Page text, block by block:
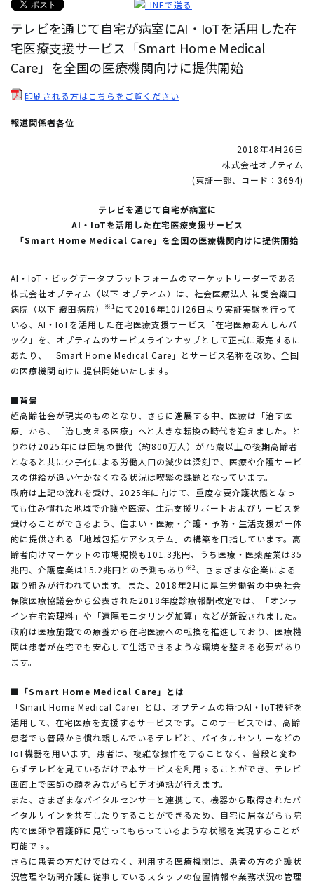
テレビを通じて自宅が病室にAI・IoTを活用した在
宅医療支援サービス「Smart Home Medical
Care」を全国の医療機関向けに提供開始
印刷される方はこちらをご覧ください
報道関係者各位
2018年4月26日
株式会社オプティム
(東証一部、コード：3694)
テレビを通じて自宅が病室に
AI・IoTを活用した在宅医療支援サービス
「Smart Home Medical Care」を全国の医療機関向けに提供開始
AI・IoT・ビッグデータプラットフォームのマーケットリーダーである
株式会社オプティム（以下 オプティム）は、社会医療法人 祐愛会織田
病院（以下 織田病院）
※1にて2016年10月26日より実証実験を行って
いる、AI・IoTを活用した在宅医療支援サービス「在宅医療あんしんパ
ック」を、オプティムのサービスラインナップとして正式に販売するに
あたり、「Smart Home Medical Care」とサービス名称を改め、全国
の医療機関向けに提供開始いたします。
■背景
超高齢社会が現実のものとなり、さらに進展する中、医療は「治す医
療」から、「治し支える医療」へと大きな転換の時代を迎えました。と
りわけ2025年には団塊の世代（約800万人）が75歳以上の後期高齢者
となると共に少子化による労働人口の減少は深刻で、医療や介護サービ
スの供給が追い付かなくなる状況は喫緊の課題となっています。
政府は上記の流れを受け、2025年に向けて、重度な要介護状態となっ
ても住み慣れた地域で介護や医療、生活支援サポートおよびサービスを
受けることができるよう、住まい・医療・介護・予防・生活支援が一体
的に提供される「地域包括ケアシステム」の構築を目指しています。高
齢者向けマーケットの市場規模も101.3兆円、うち医療・医薬産業は35
兆円、介護産業は15.2兆円との予測もあり ※2、さまざまな企業による
取り組みが行われています。また、2018年2月に厚生労働省の中央社会
保険医療協議会から公表された2018年度診療報酬改定では、「オンラ
イン在宅管理料」や「遠隔モニタリング加算」などが新設されました。
政府は医療施設での療養から在宅医療への転換を推進しており、医療機
関は患者が在宅でも安心して生活できるような環境を整える必要があり
ます。
■「Smart Home Medical Care」とは
「Smart Home Medical Care」とは、オプティムの持つAI・IoT技術を
活用して、在宅医療を支援するサービスです。このサービスでは、高齢
患者でも普段から慣れ親しんでいるテレビと、バイタルセンサーなどの
IoT機器を用います。患者は、複雑な操作をすることなく、普段と変わ
らずテレビを見ているだけで本サービスを利用することができ、テレビ
画面上で医師の顔をみながらビデオ通話が行えます。
また、さまざまなバイタルセンサーと連携して、機器から取得されたバ
イタルサインを共有したりすることができるため、自宅に居ながらも院
内で医師や看護師に見守ってもらっているような状態を実現することが
可能です。
さらに患者の方だけではなく、利用する医療機関は、患者の方の介護状
況管理や訪問介護に従事しているスタッフの位置情報や業務状況の管理